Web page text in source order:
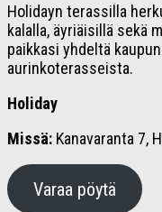
Holidayn terassilla
kalalla, äyriäisillä sekä
paikkasi yhdeltä
aurinkoterasseista.
Holiday
Missä: Kanavaranta 7,
Varaa pöytä